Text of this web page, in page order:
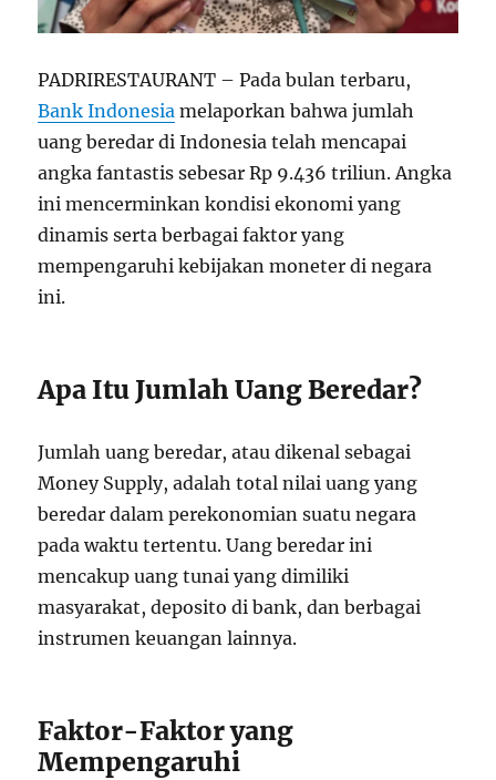
PADRIRESTAURANT – Pada bulan terbaru,
Bank Indonesia melaporkan bahwa jumlah
uang beredar di Indonesia telah mencapai
angka fantastis sebesar Rp 9.436 triliun. Angka
ini mencerminkan kondisi ekonomi yang
dinamis serta berbagai faktor yang
mempengaruhi kebijakan moneter di negara
ini.
Apa Itu Jumlah Uang Beredar?
Jumlah uang beredar, atau dikenal sebagai
Money Supply, adalah total nilai uang yang
beredar dalam perekonomian suatu negara
pada waktu tertentu. Uang beredar ini
mencakup uang tunai yang dimiliki
masyarakat, deposito di bank, dan berbagai
instrumen keuangan lainnya.
Faktor-Faktor yang
Mempengaruhi